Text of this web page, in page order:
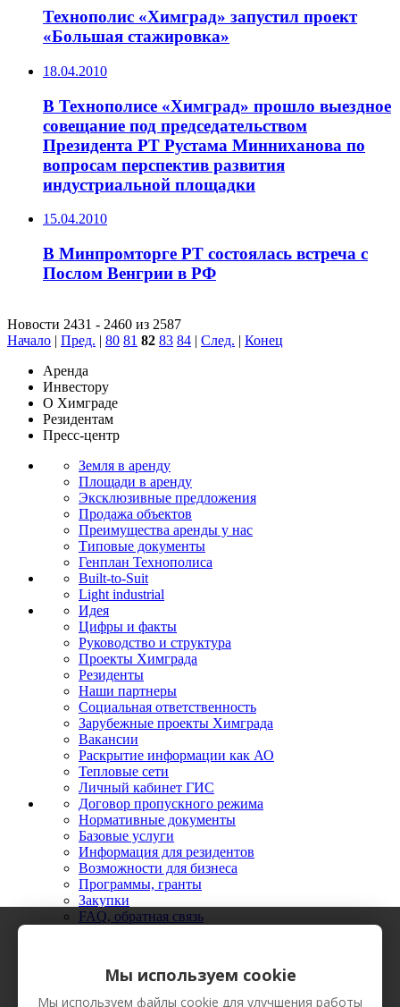
Технополис «Химград» запустил проект
«Большая стажировка»
18.04.2010
В Технополисе «Химград» прошло выездное
совещание под председательством
Президента РТ Рустама Минниханова по
вопросам перспектив развития
индустриальной площадки
15.04.2010
В Минпромторге РТ состоялась встреча с
Послом Венгрии в РФ
Новости 2431 - 2460 из 2587
Начало | Пред. | 80 81 82 83 84 | След. | Конец
Аренда
Инвестору
О Химграде
Резидентам
Пресс-центр
Земля в аренду
Площади в аренду
Эксклюзивные предложения
Продажа объектов
Преимущества аренды у нас
Типовые документы
Генплан Технополиса
Built-to-Suit
Light industrial
Идея
Цифры и факты
Руководство и структура
Проекты Химграда
Резиденты
Наши партнеры
Социальная ответственность
Зарубежные проекты Химграда
Вакансии
Раскрытие информации как АО
Тепловые сети
Личный кабинет ГИС
Договор пропускного режима
Нормативные документы
Базовые услуги
Информация для резидентов
Возможности для бизнеса
Программы, гранты
Закупки
FAQ, обратная связь
Видео
Вестник Химграда
Мы используем cookie
Мы используем файлы cookie для улучшения работы